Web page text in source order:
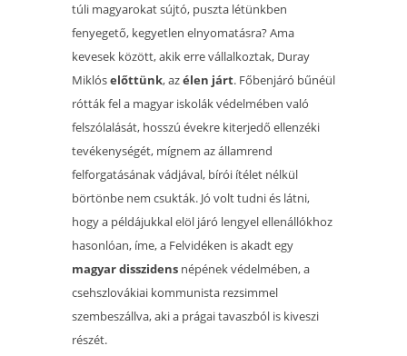
túli magyarokat sújtó, puszta létünkben
fenyegető, kegyetlen elnyomatásra? Ama
kevesek között, akik erre vállalkoztak, Duray
Miklóselőttünk, azélen járt. Főbenjáró bűnéül
rótták fel a magyar iskolák védelmében való
felszólalását, hosszú évekre kiterjedő ellenzéki
tevékenységét, mígnem az államrend
felforgatásának vádjával, bírói ítélet nélkül
börtönbe nem csukták. Jó volt tudni és látni,
hogy a példájukkal elöl járó lengyel ellenállókhoz
hasonlóan, íme, a Felvidéken is akadt egy
magyar disszidens népének védelmében, a
csehszlovákiai kommunista rezsimmel
szembeszállva, aki a prágai tavaszból is kiveszi
részét.